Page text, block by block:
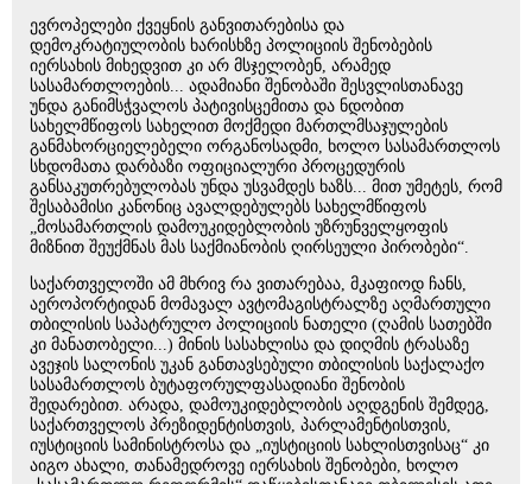
ევროპელები ქვეყნის განვითარებისა და
დემოკრატიულობის ხარისხზე პოლიციის შენობების
იერსახის მიხედვით კი არ მსჯელობენ, არამედ
სასამართლოების... ადამიანი შენობაში შესვლისთანავე
უნდა განიმსჭვალოს პატივისცემითა და ნდობით
სახელმწიფოს სახელით მოქმედი მართლმსაჯულების
განმახორციელებელი ორგანოსადმი, ხოლო სასამართლოს
სხდომათა დარბაზი ოფიციალური პროცედურის
განსაკუთრებულობას უნდა უსვამდეს ხაზს... მით უმეტეს, რომ
შესაბამისი კანონიც ავალდებულებს სახელმწიფოს
„მოსამართლის დამოუკიდებლობის უზრუნველყოფის
მიზნით შეუქმნას მას საქმიანობის ღირსეული პირობები“.
საქართველოში ამ მხრივ რა ვითარებაა, მკაფიოდ ჩანს,
აეროპორტიდან მომავალ ავტომაგისტრალზე აღმართული
თბილისის საპატრულო პოლიციის ნათელი (ღამის სათებში
კი მანათობელი...) მინის სასახლისა და დიღმის ტრასაზე
ავეჯის სალონის უკან განთავსებული თბილისის საქალაქო
სასამართლოს ბუტაფორულფასადიანი შენობის
შედარებით. არადა, დამოუკიდებლობის აღდგენის შემდეგ,
საქართველოს პრეზიდენტისთვის, პარლამენტისთვის,
იუსტიციის სამინისტროსა და „იუსტიციის სახლისთვისაც“ კი
აიგო ახალი, თანამედროვე იერსახის შენობები, ხოლო